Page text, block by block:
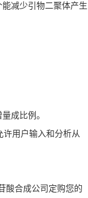
减少引物二聚体产生
成比例。
用户输入和分析从
酸合成公司定购您的